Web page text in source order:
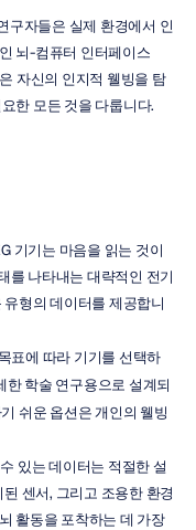
구자들은 실제 환경에서 인
뇌-컴퓨터 인터페이스
자신의 인지적 웰빙을 탐
한 모든 것을 다룹니다.
기기는 마음을 읽는 것이
를 나타내는 대략적인 전기
형의 데이터를 제공합니
표에 따라 기기를 선택하
학술 연구용으로 설계되
쉬운 옵션은 개인의 웰빙
있는 데이터는 적절한 설
센서, 그리고 조용한 환경
활동을 포착하는 데 가장